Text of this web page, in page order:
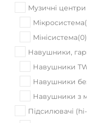
Музичні
Мікросистема(
Мінісистема(0)
Навушники,
Навушники
Навушники
Навушники з
Підсилювачі